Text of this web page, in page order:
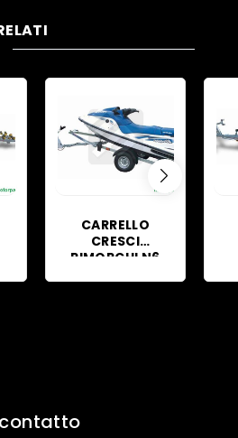
CARRELLO
CRESCI
RIMORCHI N6